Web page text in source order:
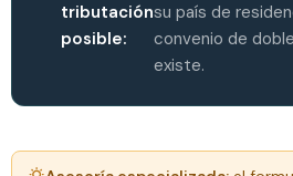
tributación
posible:
su país de
convenio de
existe.